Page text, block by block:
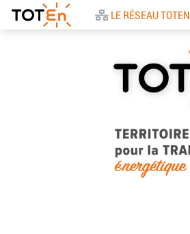
Accueil
LE RÉSEAU TOTEN